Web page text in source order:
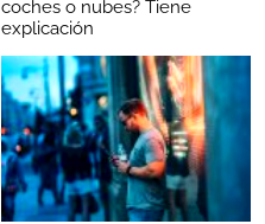
coches o nubes? Tiene
explicación